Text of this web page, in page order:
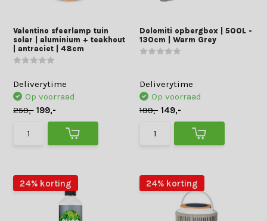
Valentino sfeerlamp tuin
solar | aluminium + teakhout
| antraciet | 48cm
Deliverytime
Op voorraad
259,- 199,-
Dolomiti opbergbox | 500L -
130cm | Warm Grey
Deliverytime
Op voorraad
199,- 149,-
24% korting 24% korting